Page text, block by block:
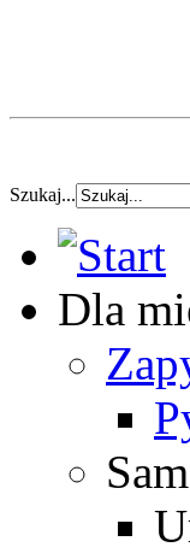
Szukaj...
Dla